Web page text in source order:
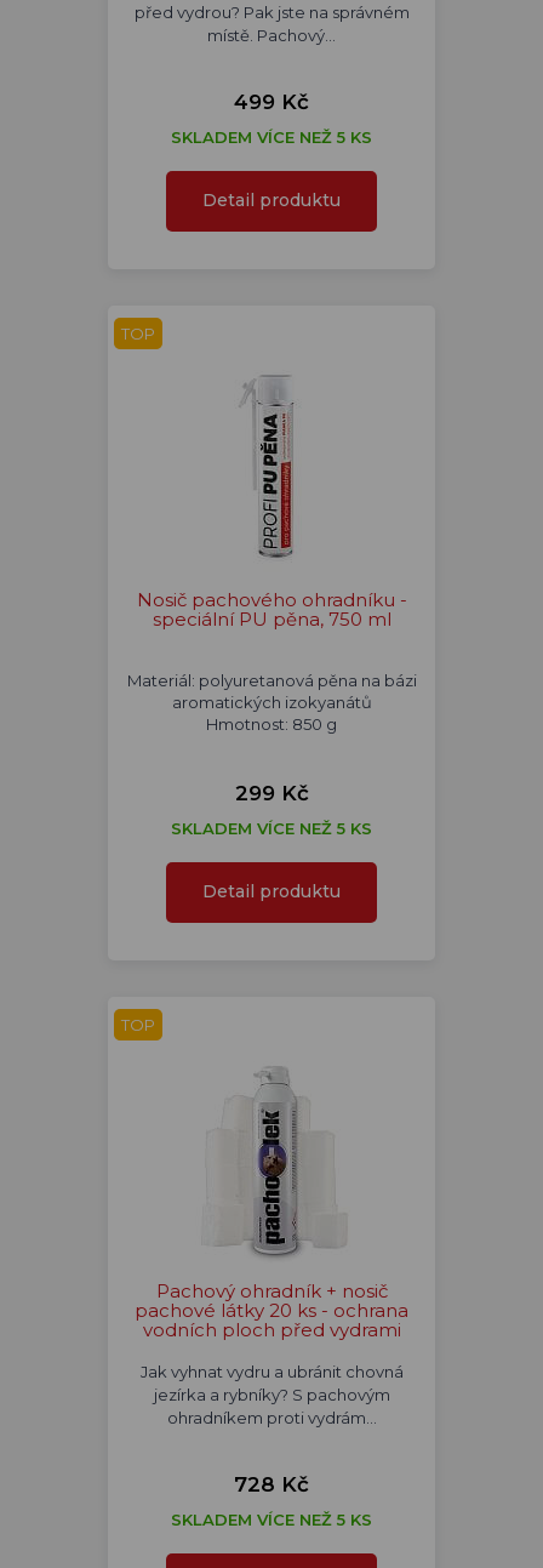
před vydrou? Pak jste na správném
místě. Pachový…
499 Kč
SKLADEM VÍCE NEŽ 5 KS
Detail produktu
TOP
Nosič pachového ohradníku -
speciální PU pěna, 750 ml
Materiál: polyuretanová pěna na bázi
aromatických izokyanátů
Hmotnost: 850 g
299 Kč
SKLADEM VÍCE NEŽ 5 KS
Detail produktu
TOP
Pachový ohradník + nosič
pachové látky 20 ks - ochrana
vodních ploch před vydrami
Jak vyhnat vydru a ubránit chovná
jezírka a rybníky? S pachovým
ohradníkem proti vydrám…
728 Kč
SKLADEM VÍCE NEŽ 5 KS